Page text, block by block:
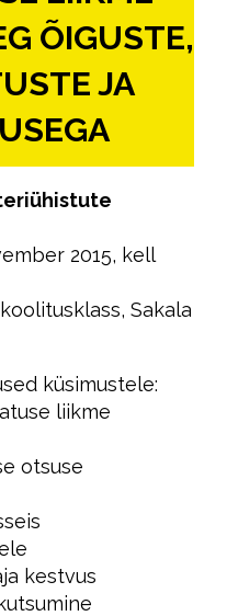
ÕIGUSTE,
JA
2015, kell
Sakala
küsimustele:
liikme
otsuse
kestvus